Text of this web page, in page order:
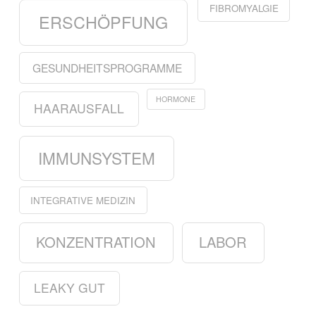
ERSCHÖPFUNG
FIBROMYALGIE
GESUNDHEITSPROGRAMME
HAARAUSFALL
HORMONE
IMMUNSYSTEM
INTEGRATIVE MEDIZIN
KONZENTRATION LABOR
LEAKY GUT